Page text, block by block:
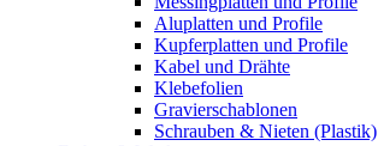
Aluplatten und Profile
Kupferplatten und Profile
Kabel und Drähte
Klebefolien
Gravierschablonen
Schrauben & Nieten (Plastik)